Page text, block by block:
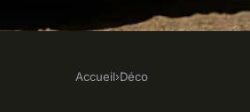
Accueil›Déco